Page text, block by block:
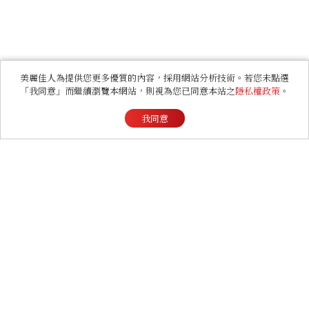
美麗佳人為提供您更多優質的內容，採用網站分析技術。若您未點選
「我同意」而繼續瀏覽本網站，則視為您已同意本站之隱私權政策 。
我同意